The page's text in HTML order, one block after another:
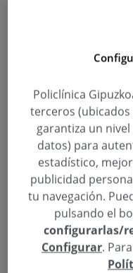
«Las
inestabilidad
personas con
Categoría:Aula de Salud,
Carlos Saga Gutierrez ,
,maniobra de Epley ,
vértigo,
Policlínica
terceros (ubicados
garantiza un
datos) para
estadístico,
publicidad
tu navegación.
pulsando el
configurarlas/
Configurar.